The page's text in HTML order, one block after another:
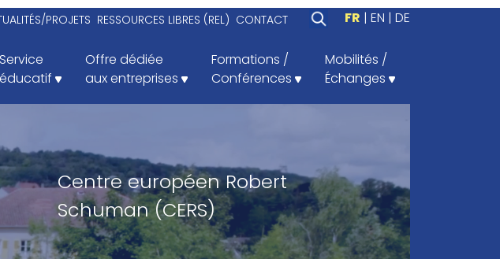
PROJETS RESSOURCES LIBRES (REL) CONTACT FR EN DE
Service
éducatif
Offre dédiée
aux entreprises
Formations /
Conférences
Mobilités /
Échanges
Centre européen Robert
Schuman (CERS)